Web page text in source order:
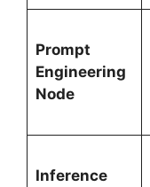
Prompt
Engineering
Node
Inference